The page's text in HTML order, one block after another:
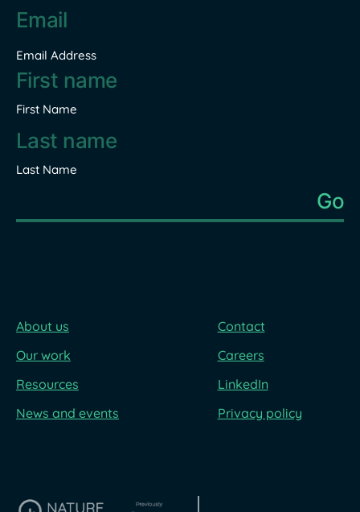
Email
address*
Email Address
Name
First Name
Last Name
About us
Our work
Resources
News and events
Contact
Careers
LinkedIn
Privacy policy